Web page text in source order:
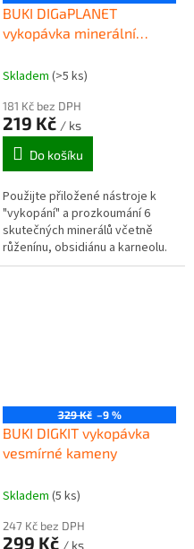
BUKI DIGaPLANET
vykopávka minerální
Skladem (>5 ks)
181 Kč bez DPH
219 Kč / ks
Do košíku
Použijte přiložené nástroje k
"vykopání" a prozkoumání 6
skutečných minerálů včetně
růženínu, obsidiánu a karneolu.
329 Kč –9 %
BUKI DIGKIT vykopávka
vesmírné kameny
Skladem (5 ks)
247 Kč bez DPH
299 Kč / ks